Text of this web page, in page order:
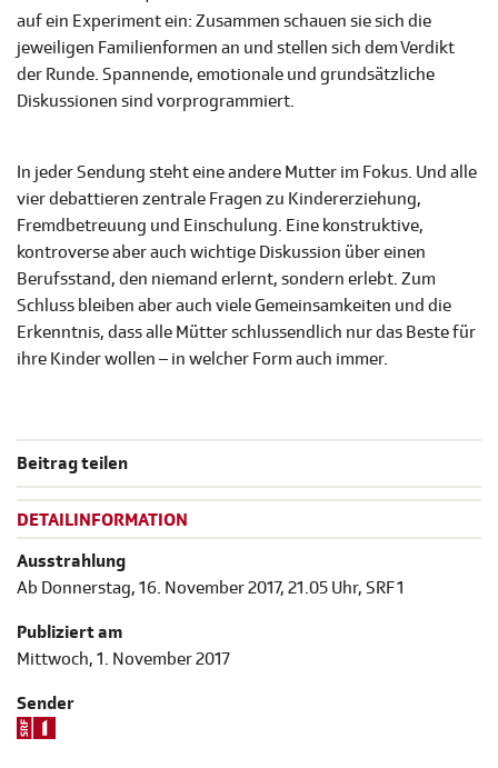
auf ein Experiment ein: Zusammen schauen sie sich die
jeweiligen Familienformen an und stellen sich dem Verdikt
der Runde. Spannende, emotionale und grundsätzliche
Diskussionen sind vorprogrammiert.
In jeder Sendung steht eine andere Mutter im Fokus. Und alle
vier debattieren zentrale Fragen zu Kindererziehung,
Fremdbetreuung und Einschulung. Eine konstruktive,
kontroverse aber auch wichtige Diskussion über einen
Berufsstand, den niemand erlernt, sondern erlebt. Zum
Schluss bleiben aber auch viele Gemeinsamkeiten und die
Erkenntnis, dass alle Mütter schlussendlich nur das Beste für
ihre Kinder wollen – in welcher Form auch immer.
Beitrag teilen
DETAILINFORMATION
Ausstrahlung
Ab Donnerstag, 16. November 2017, 21.05 Uhr, SRF 1
Publiziert am
Mittwoch, 1. November 2017
Sender